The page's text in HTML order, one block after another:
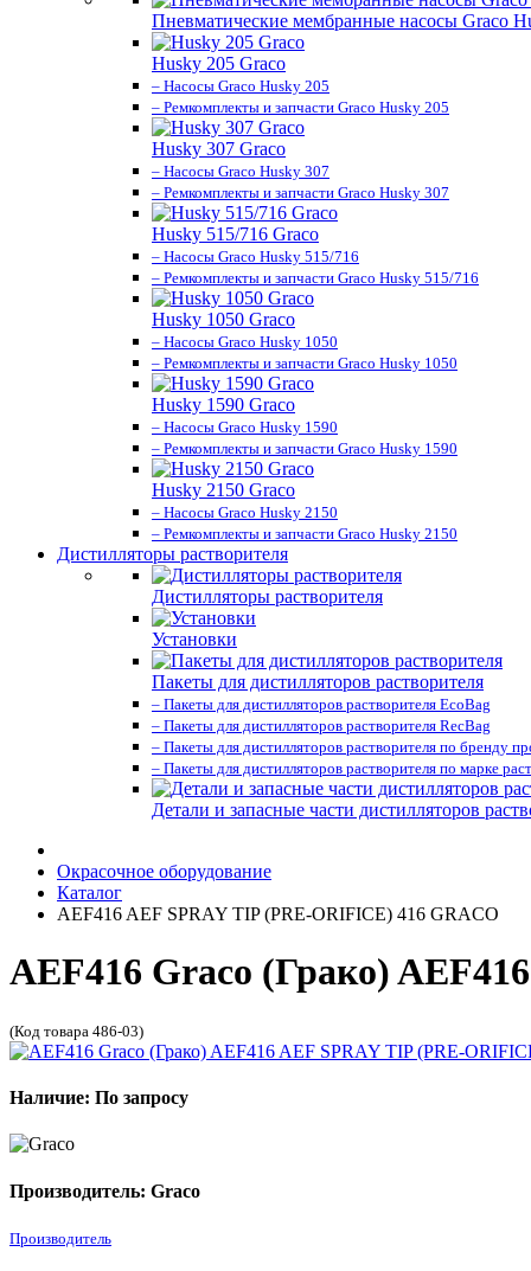
Пневматические мембранные насосы Graco
Husky 205 Graco
– Насосы Graco Husky 205
– Ремкомплекты и запчасти Graco Husky 205
Husky 307 Graco
– Насосы Graco Husky 307
– Ремкомплекты и запчасти Graco Husky 307
Husky 515/716 Graco
– Насосы Graco Husky 515/716
– Ремкомплекты и запчасти Graco Husky 515/716
Husky 1050 Graco
– Насосы Graco Husky 1050
– Ремкомплекты и запчасти Graco Husky 1050
Husky 1590 Graco
– Насосы Graco Husky 1590
– Ремкомплекты и запчасти Graco Husky 1590
Husky 2150 Graco
– Насосы Graco Husky 2150
– Ремкомплекты и запчасти Graco Husky 2150
Дистилляторы растворителя
Дистилляторы растворителя
Установки
Пакеты для дистилляторов растворителя
– Пакеты для дистилляторов растворителя EcoBag
– Пакеты для дистилляторов растворителя RecBag
– Пакеты для дистилляторов растворителя по бренду
– Пакеты для дистилляторов растворителя по марке
Детали и запасные части дистилляторов
Окрасочное оборудование
Каталог
AEF416 AEF SPRAY TIP (PRE-ORIFICE) 416 GRACO
AEF416 Graco (Грако)
(Код товара 486-03)
Наличие: По запросу
Производитель: Graco
Производитель